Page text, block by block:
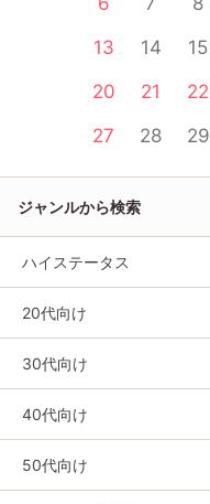
13
14 15
20
21 22
27
28 29
ジャンルから検索
ハイステータス
20代向け
30代向け
40代向け
50代向け